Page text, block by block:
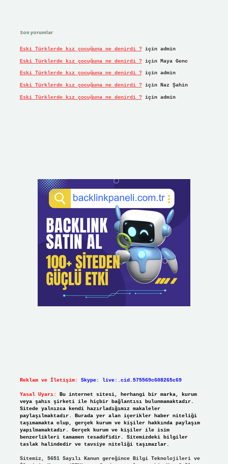
Son yorumlar
Eski Türklerde kız çocuğuna ne denirdi ?için admin
Eski Türklerde kız çocuğuna ne denirdi ?için Maya Genc
Eski Türklerde kız çocuğuna ne denirdi ?için admin
Eski Türklerde kız çocuğuna ne denirdi ?için Naz Şahin
Eski Türklerde kız çocuğuna ne denirdi ?için admin
Reklam ve İletişim: Skype: live:.cid.575569c608265c69
Yasal Uyarı:
Bu internet sitesi, herhangi bir marka, kurum
veya şahıs şirketi ile hiçbir bağlantısı bulunmamaktadır.
Sitede yalnızca kendi hazırladığımız makaleler
paylaşılmaktadır. Burada yer alan içerikler haber niteliği
taşımamakta olup, gerçek kurum ve kişiler hakkında paylaşım
yapılmamaktadır. Gerçek kurum ve kişiler ile isim
benzerlikleri tamamen tesadüfidir. Sitemizdeki bilgiler
taslak halindedir ve tavsiye niteliği taşımazlar.
Sitemiz, 5651 Sayılı Kanun gereğince Bilgi Teknolojileri ve